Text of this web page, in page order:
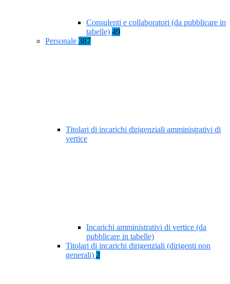
Consulenti e collaboratori (da pubblicare in
tabelle) 49
Personale 387
Titolari di incarichi dirigenziali amministrativi di
vertice
Incarichi amministrativi di vertice (da
pubblicare in tabelle)
Titolari di incarichi dirigenziali (dirigenti non
generali) 2